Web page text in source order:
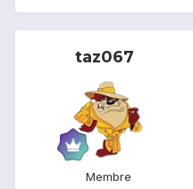
taz067
Membre